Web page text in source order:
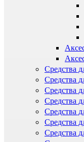
Средства
Средства
Средства
Средства
Средства
Средства
Средства